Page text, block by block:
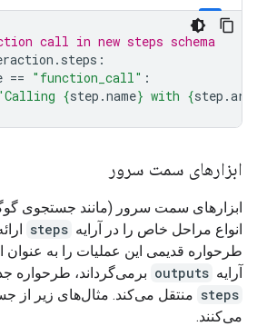
call in new steps schema
. steps :
== "function_call" :
{step .name} with {step .
ابزارهای سمت سرور
ابزارهای سمت سرور (مانند جستجوی
انواع مراحل خاص را در آرایه steps
طرحواره قدیمی این عملیات را به عنوان
آرایه outputs برمی‌گرداند، طرحواره
steps منتقل می‌کند. مثال‌های زیر از
می‌کنند.